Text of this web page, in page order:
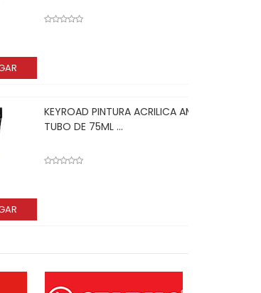
KEYROAD PINTURA ACRILICA AMARILLA
TUBO DE 75ML ...